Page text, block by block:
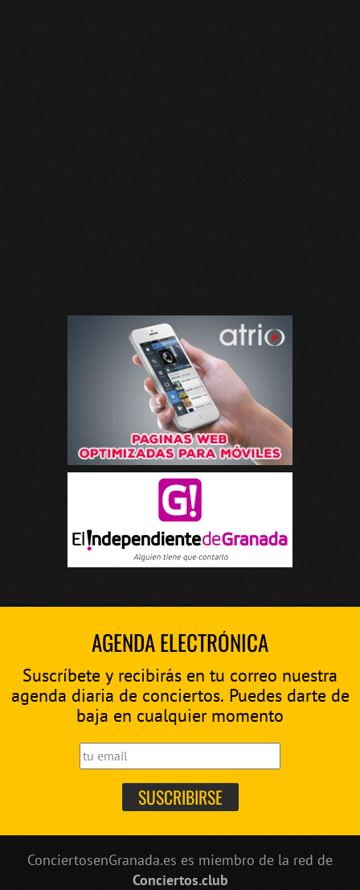
AGENDA ELECTRÓNICA
Suscríbete y recibirás en tu correo nuestra
agenda diaria de conciertos. Puedes darte de
baja en cualquier momento
ConciertosenGranada.es es miembro de la red de
Conciertos.club